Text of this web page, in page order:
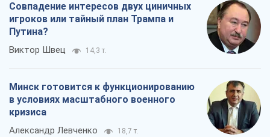
Совпадение интересов двух циничных
игроков или тайный план Трампа и
Путина?
Виктор Швец 14,3 т.
Минск готовится к функционированию
в условиях масштабного военного
кризиса
Александр Левченко 18,7 т.